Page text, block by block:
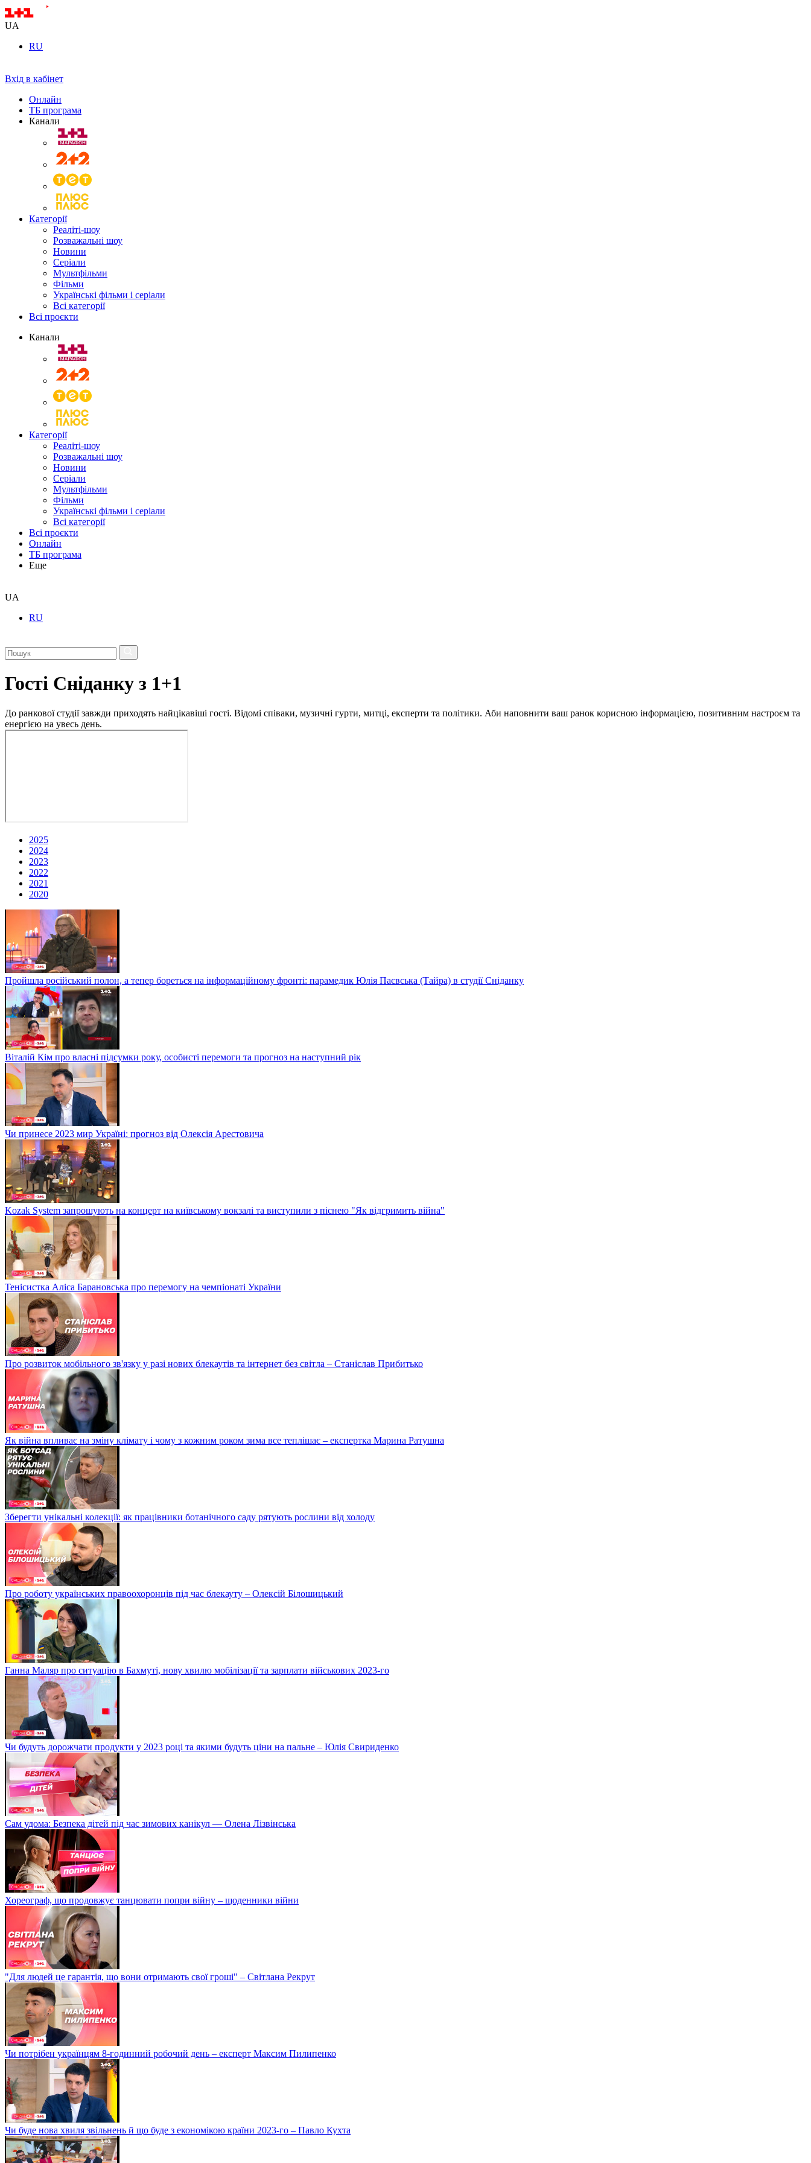
UA
RU
Вхід в кабінет
Онлайн
ТБ програма
Канали
Категорії
Реаліті-шоу
Розважальні шоу
Новини
Серіали
Мультфільми
Фільми
Українські фільми і серіали
Всі категорії
Всі проєкти
Канали
Категорії
Реаліті-шоу
Розважальні шоу
Новини
Серіали
Мультфільми
Фільми
Українські фільми і серіали
Всі категорії
Всі проєкти
Онлайн
ТБ програма
Еще
UA
RU
Гості Сніданку з 1+1
До ранкової студії завжди приходять найцікавіші гості. Відомі співаки, музичні гурти, митці, експерти та політики. Аби наповнити ваш ранок корисною інформацією, позитивним настроєм та
енергією на увесь день.
2025
2024
2023
2022
2021
2020
Пройшла російський полон, а тепер бореться на інформаційному фронті: парамедик Юлія Паєвська (Тайра) в студії Сніданку
Віталій Кім про власні підсумки року, особисті перемоги та прогноз на наступний рік
Чи принесе 2023 мир Україні: прогноз від Олексія Арестовича
Kozak System запрошують на концерт на київському вокзалі та виступили з піснею "Як відгримить війна"
Тенісистка Аліса Барановська про перемогу на чемпіонаті України
Про розвиток мобільного зв'язку у разі нових блекаутів та інтернет без світла – Станіслав Прибитько
Як війна впливає на зміну клімату і чому з кожним роком зима все теплішає – експертка Марина Ратушна
Зберегти унікальні колекції: як працівники ботанічного саду рятують рослини від холоду
Про роботу українських правоохоронців під час блекауту – Олексій Білошицький
Ганна Маляр про ситуацію в Бахмуті, нову хвилю мобілізації та зарплати військових 2023-го
Чи будуть дорожчати продукти у 2023 році та якими будуть ціни на пальне – Юлія Свириденко
Сам удома: Безпека дітей під час зимових канікул — Олена Лізвінська
Хореограф, що продовжує танцювати попри війну – щоденники війни
"Для людей це гарантія, що вони отримають свої гроші" – Світлана Рекрут
Чи потрібен українцям 8-годинний робочий день – експерт Максим Пилипенко
Чи буде нова хвиля звільнень й що буде з економікою країни 2023-го – Павло Кухта